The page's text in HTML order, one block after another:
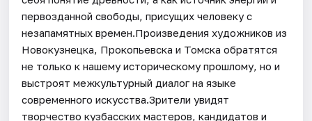
первозданной свободы, присущих человеку с
незапамятных времен.Произведения художников из
Новокузнецка, Прокопьевска и Томска обратятся
не только к нашему историческому прошлому, но и
выстроят межкультурный диалог на языке
современного искусства.Зрители увидят
творчество кузбасских мастеров, кандидатов и